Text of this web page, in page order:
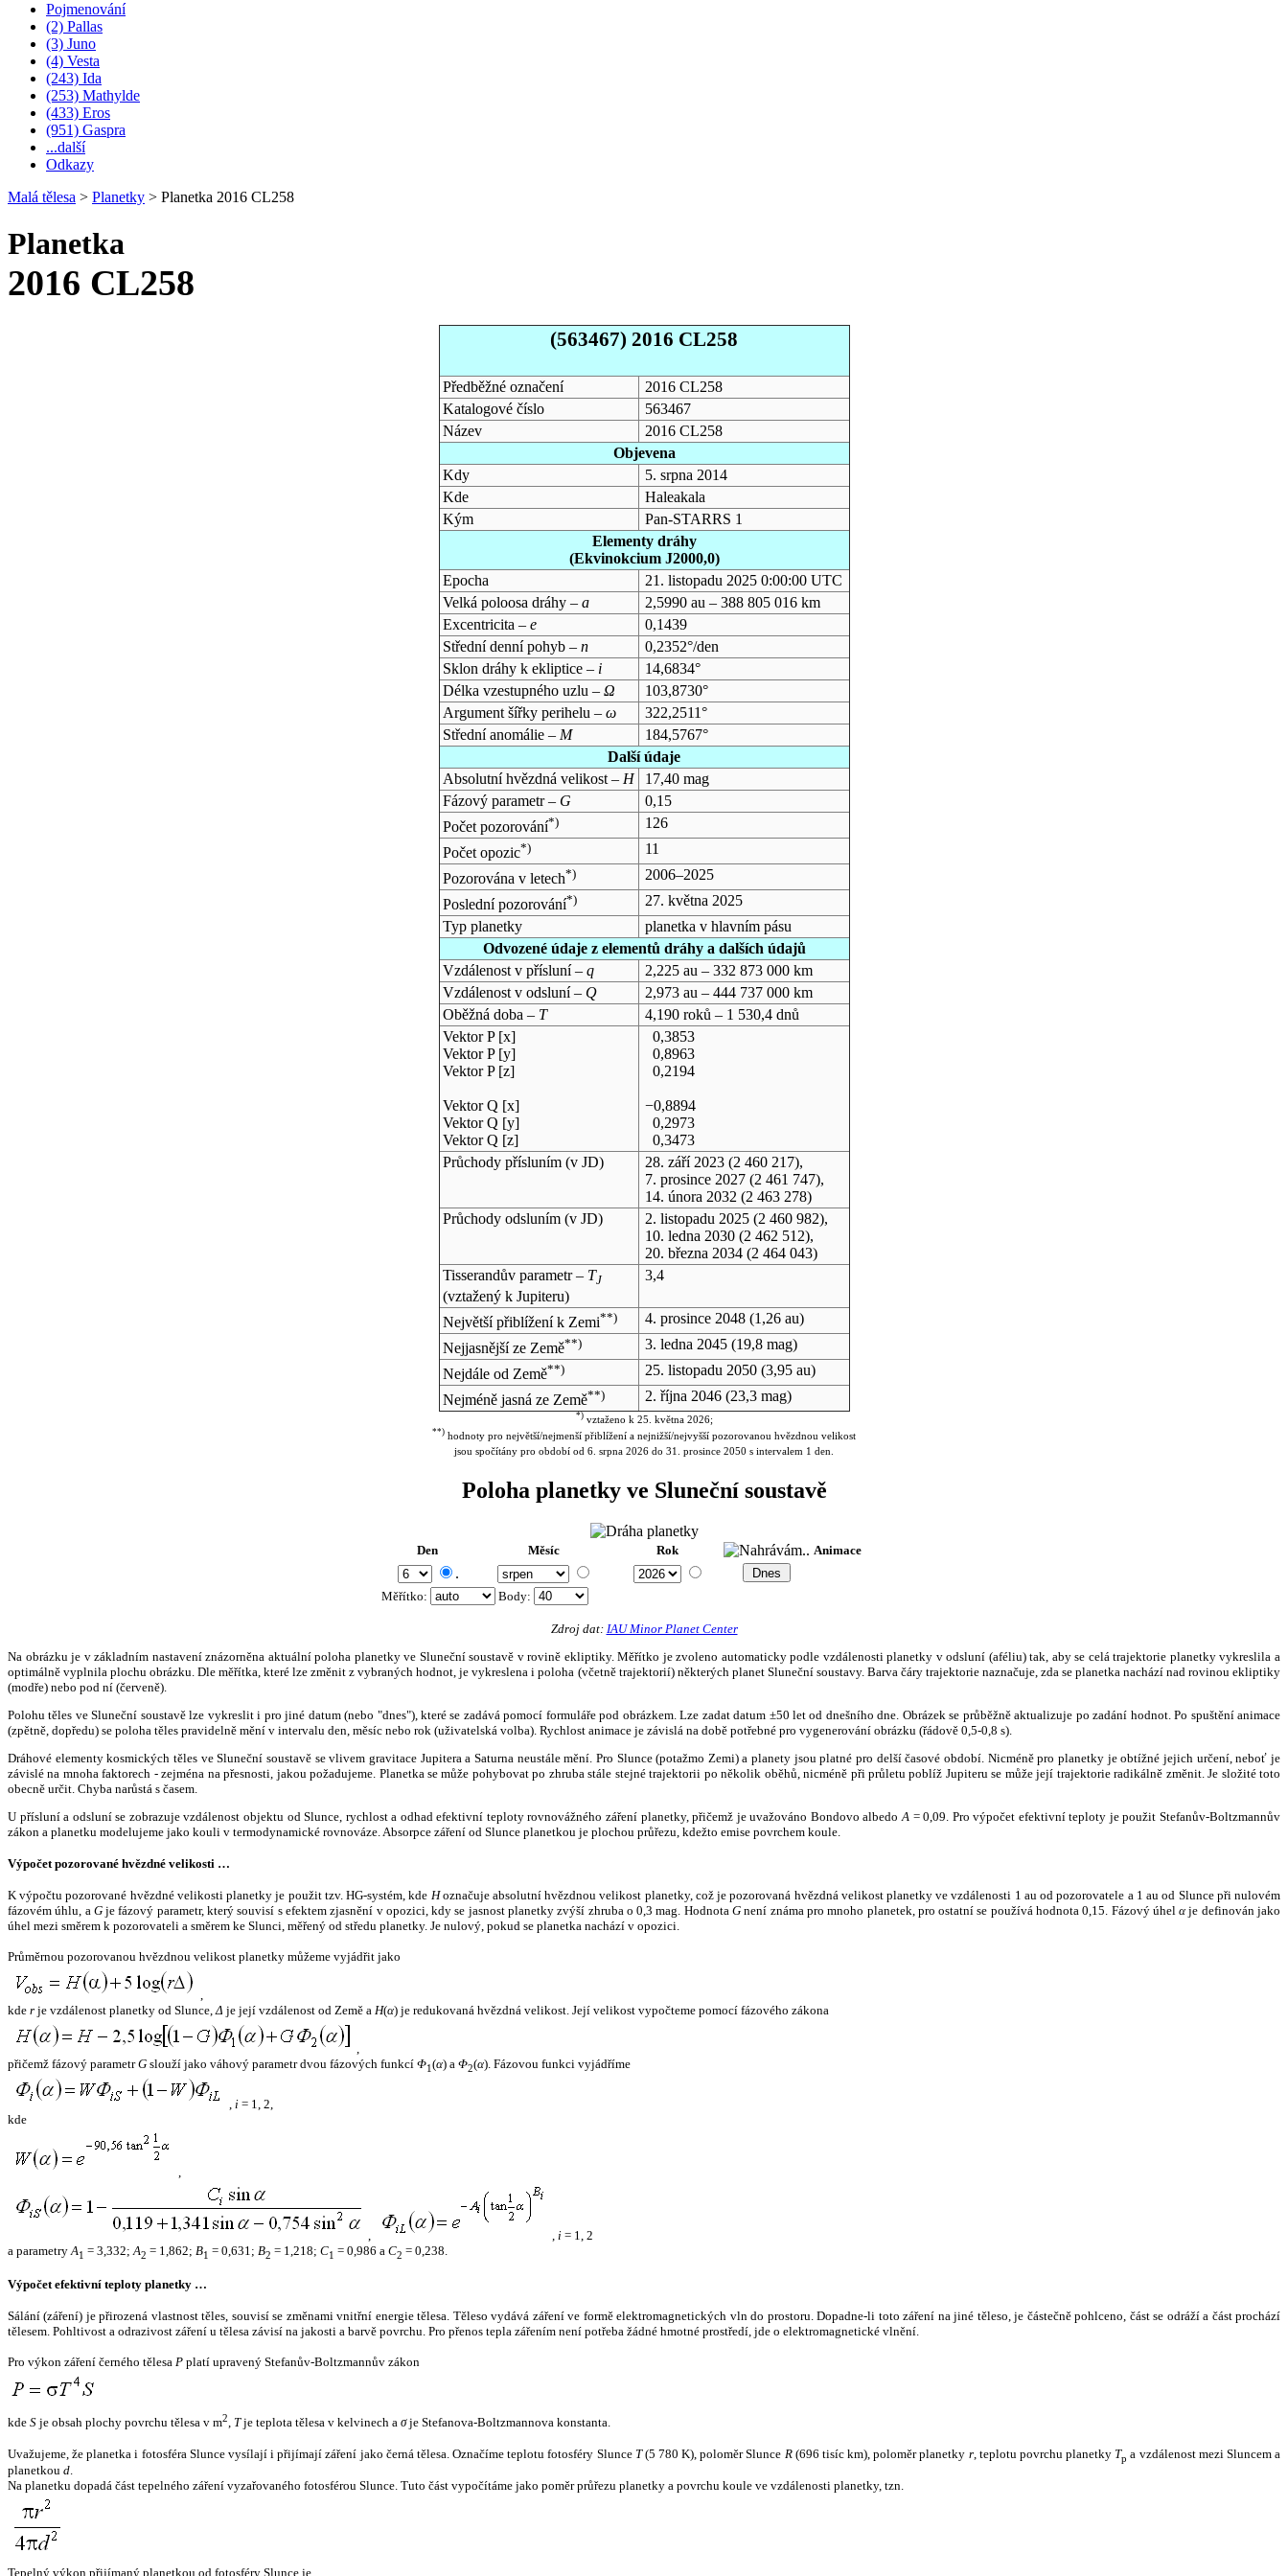
Pojmenování
(2) Pallas
(3) Juno
(4) Vesta
(243) Ida
(253) Mathylde
(433) Eros
(951) Gaspra
...další
Odkazy
Malá tělesa > Planetky > Planetka 2016 CL258
Planetka
2016 CL258
(563467) 2016 CL258
Předběžné označení
2016 CL258
Katalogové číslo
563467
Název
2016 CL258
Objevena
Kdy
5. srpna 2014
Kde
Haleakala
Kým
Pan-STARRS 1
Elementy dráhy
(Ekvinokcium J2000,0)
Epocha
21. listopadu 2025 0:00:00 UTC
Velká poloosa dráhy – a
2,5990 au – 388 805 016 km
Excentricita – e
0,1439
Střední denní pohyb – n
0,2352°/den
Sklon dráhy k ekliptice – i
14,6834°
Délka vzestupného uzlu – Ω
103,8730°
Argument šířky perihelu – ω
322,2511°
Střední anomálie – M
184,5767°
Další údaje
Absolutní hvězdná velikost – H
17,40 mag
Fázový parametr – G
0,15
Počet pozorování*)
126
Počet opozic*)
11
Pozorována v letech*)
2006–2025
Poslední pozorování*)
27. května 2025
Typ planetky
planetka v hlavním pásu
Odvozené údaje z elementů dráhy a dalších údajů
Vzdálenost v přísluní – q
2,225 au – 332 873 000 km
Vzdálenost v odsluní – Q
2,973 au – 444 737 000 km
Oběžná doba – T
4,190 roků – 1 530,4 dnů
Vektor P [x]
Vektor P [y]
Vektor P [z]
Vektor Q [x]
Vektor Q [y]
Vektor Q [z]
0,3853
0,8963
0,2194
−0,8894
0,2973
0,3473
Průchody přísluním (v JD) 28. září 2023(2 460 217),
7. prosince 2027(2 461 747),
14. února 2032 (2 463 278)
Průchody odsluním (v JD) 2. listopadu 2025(2 460 982),
10. ledna 2030(2 462 512),
20. března 2034(2 464 043)
Tisserandův parametr – TJ
(vztažený k Jupiteru)
3,4
Největší přiblížení k Zemi**) 4. prosince 2048(1,26 au)
Nejjasnější ze Země**) 3. ledna 2045(19,8 mag)
Nejdále od Země**) 25. listopadu 2050(3,95 au)
Nejméně jasná ze Země**) 2. října 2046(23,3 mag)
*)vztaženo k 25. května 2026;
**) hodnoty pro největší/nejmenší přiblížení a nejnižší/nejvyšší pozorovanou hvězdnou velikost
jsou spočítány pro období od 6. srpna 2026 do 31. prosince 2050 s intervalem 1 den.
Poloha planetky ve Sluneční soustavě
Den Měsíc Rok Animace
.
Měřítko: Body:
Zdroj dat: IAU Minor Planet Center
Na obrázku je v základním nastavení znázorněna aktuální poloha planetky ve Sluneční soustavě v rovině ekliptiky. Měřítko je zvoleno automaticky podle vzdálenosti planetky v odsluní (aféliu) tak, aby se celá trajektorie planetky vykreslila a
optimálně vyplnila plochu obrázku. Dle měřítka, které lze změnit z vybraných hodnot, je vykreslena i poloha (včetně trajektorií) některých planet Sluneční soustavy. Barva čáry trajektorie naznačuje, zda se planetka nachází nad rovinou ekliptiky
(modře) nebo pod ní (červeně).
Polohu těles ve Sluneční soustavě lze vykreslit i pro jiné datum (nebo "dnes"), které se zadává pomocí formuláře pod obrázkem. Lze zadat datum ±50 let od dnešního dne. Obrázek se průběžně aktualizuje po zadání hodnot. Po spuštění animace
(zpětně, dopředu) se poloha těles pravidelně mění v intervalu den, měsíc nebo rok (uživatelská volba). Rychlost animace je závislá na době potřebné pro vygenerování obrázku (řádově 0,5-0,8 s).
Dráhové elementy kosmických těles ve Sluneční soustavě se vlivem gravitace Jupitera a Saturna neustále mění. Pro Slunce (potažmo Zemi) a planety jsou platné pro delší časové období. Nicméně pro planetky je obtížné jejich určení, neboť je
závislé na mnoha faktorech - zejména na přesnosti, jakou požadujeme. Planetka se může pohybovat po zhruba stále stejné trajektorii po několik oběhů, nicméně při průletu poblíž Jupiteru se může její trajektorie radikálně změnit. Je složité toto
obecně určit. Chyba narůstá s časem.
U přísluní a odsluní se zobrazuje vzdálenost objektu od Slunce, rychlost a odhad efektivní teploty rovnovážného záření planetky, přičemž je uvažováno Bondovo albedo A = 0,09. Pro výpočet efektivní teploty je použit Stefanův-Boltzmannův
zákon a planetku modelujeme jako kouli v termodynamické rovnováze. Absorpce záření od Slunce planetkou je plochou průřezu, kdežto emise povrchem koule.
Výpočet pozorované hvězdné velikosti …
K výpočtu pozorované hvězdné velikosti planetky je použit tzv. HG-systém, kde Hoznačuje absolutní hvězdnou velikost planetky, což je pozorovaná hvězdná velikost planetky ve vzdálenosti 1 au od pozorovatele a 1 au od Slunce při nulovém
fázovém úhlu, a Gje fázový parametr, který souvisí s efektem zjasnění v opozici, kdy se jasnost planetky zvýší zhruba o 0,3 mag. HodnotaG není známa pro mnoho planetek, pro ostatní se používá hodnota 0,15. Fázový úhelα je definován jako
úhel mezi směrem k pozorovateli a směrem ke Slunci, měřený od středu planetky. Je nulový, pokud se planetka nachází v opozici.
Průměrnou pozorovanou hvězdnou velikost planetky můžeme vyjádřit jako
,
kde r je vzdálenost planetky od Slunce,Δ je její vzdálenost od Země a H(α) je redukovaná hvězdná velikost. Její velikost vypočteme pomocí fázového zákona
,
přičemž fázový parametrG slouží jako váhový parametr dvou fázových funkcí Φ1(α) a Φ2(α). Fázovou funkci vyjádříme
, i = 1, 2,
kde
,
, , i = 1, 2
a parametryA1 = 3,332;A2 = 1,862; B1 = 0,631; B2 = 1,218; C1 = 0,986 a C2 = 0,238.
Výpočet efektivní teploty planetky …
Sálání (záření) je přirozená vlastnost těles, souvisí se změnami vnitřní energie tělesa. Těleso vydává záření ve formě elektromagnetických vln do prostoru. Dopadne-li toto záření na jiné těleso, je částečně pohlceno, část se odráží a část prochází
tělesem. Pohltivost a odrazivost záření u tělesa závisí na jakosti a barvě povrchu. Pro přenos tepla zářením není potřeba žádné hmotné prostředí, jde o elektromagnetické vlnění.
Pro výkon záření černého tělesa P platí upravený Stefanův-Boltzmannův zákon
kde S je obsah plochy povrchu tělesa v m2, Tje teplota tělesa v kelvinech a σje Stefanova-Boltzmannova konstanta.
Uvažujeme, že planetka i fotosféra Slunce vysílají i přijímají záření jako černá tělesa. Označíme teplotu fotosféry Slunce T(5 780 K), poloměr Slunce R(696 tisíc km), poloměr planetky r, teplotu povrchu planetky Tp a vzdálenost mezi Sluncem a
planetkou d.
Na planetku dopadá část tepelného záření vyzařovaného fotosférou Slunce. Tuto část vypočítáme jako poměr průřezu planetky a povrchu koule ve vzdálenosti planetky, tzn.
Tepelný výkon přijímaný planetkou od fotosféry Slunce je